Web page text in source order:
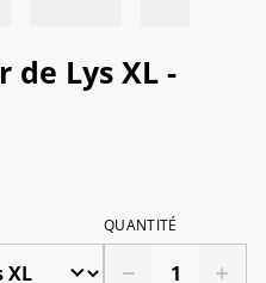
Lys XL -
QUANTITÉ